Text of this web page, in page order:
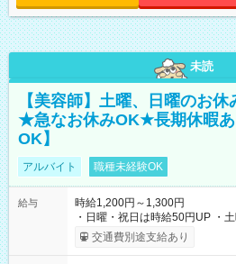
未読
【美容師】土曜、日曜のお
★急なお休みOK★長期休暇
OK】
アルバイト 職種未経験OK
給与
時給1,200円～1,300円
・日曜・祝日は時給50円UP ・土曜・日曜・祝日がすべて出勤可
能な方は、日曜・祝日の時給
1,250円になります) 【試用期間】試用期間あり 試用期間の長
交通費別途支給あり